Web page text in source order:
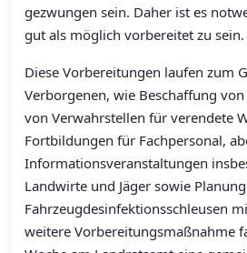
gezwungen sein. Daher ist es
gut als möglich vorbereitet zu sein.
Diese Vorbereitungen laufen zum
Verborgenen, wie Beschaffung
von Verwahrstellen für verendete
Fortbildungen für Fachpersonal,
Informationsveranstaltungen
Landwirte und Jäger sowie
Fahrzeugdesinfektionsschleusen
weitere Vorbereitungsmaßnahme